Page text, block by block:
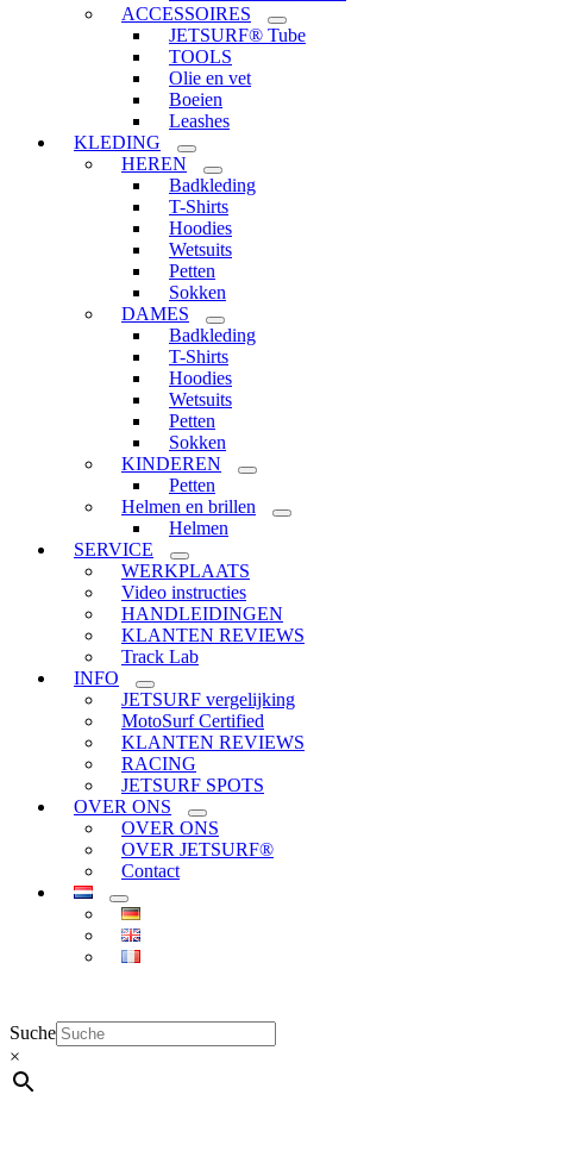
ACCESSOIRES
JETSURF® Tube
TOOLS
Olie en vet
Boeien
Leashes
KLEDING
HEREN
Badkleding
T-Shirts
Hoodies
Wetsuits
Petten
Sokken
DAMES
Badkleding
T-Shirts
Hoodies
Wetsuits
Petten
Sokken
KINDEREN
Petten
Helmen en brillen
Helmen
SERVICE
WERKPLAATS
Video instructies
HANDLEIDINGEN
KLANTEN REVIEWS
Track Lab
INFO
JETSURF vergelijking
MotoSurf Certified
KLANTEN REVIEWS
RACING
JETSURF SPOTS
OVER ONS
OVER ONS
OVER JETSURF®
Contact
Suche
×